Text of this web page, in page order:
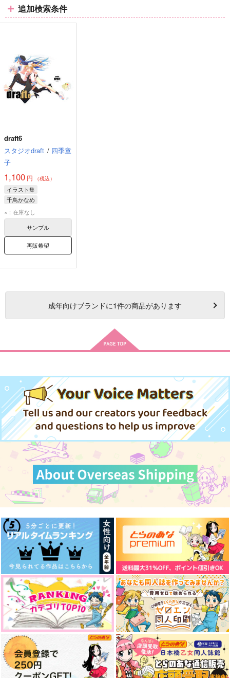
ム
ム
ム
追加検索条件
draft6
スタジオdraft / 四季童
子
1,100 円 （税込）
イラスト集
千鳥かなめ
テレサ・テスタロッサ
常盤恭子
×：在庫なし
サンプル
再販希望
成年向けブランドに1件の商品があります